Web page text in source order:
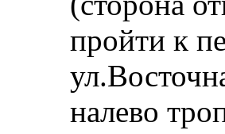
пройти к
налево